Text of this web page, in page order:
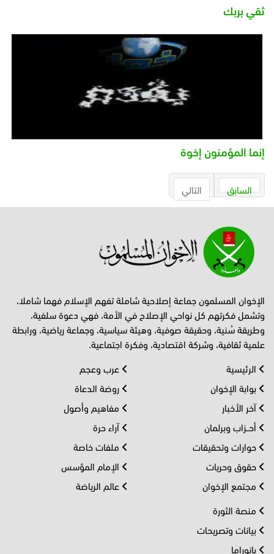
ثقي بربك
إنما المؤمنون إخوة
السابق التالي
الإخوان المسلمون جماعة إصلاحية شاملة تفهم الإسلام فهما شاملا،
وتشمل فكرتهم كل نواحي الإصلاح في الأمة، فهي دعوة سلفية،
وطريقة سُنية، وحقيقة صوفية، وهيئة سياسية، وجماعة رياضية، ورابطة
علمية ثقافية، وشركة اقتصادية، وفكرة اجتماعية.
الرئيسية
بوابة الإخوان
آخر الأخبار
أحــزاب وبرلمان
حوارات وتحقيقات
حقوق وحريات
مجتمع الإخوان
عرب وعجم
روضة الدعاة
مفاهيم وأصول
آراء حرة
ملفات خاصة
الإمام المؤسس
عالم الرياضة
منصة الثورة
بيانات وتصريحات
بانوراما